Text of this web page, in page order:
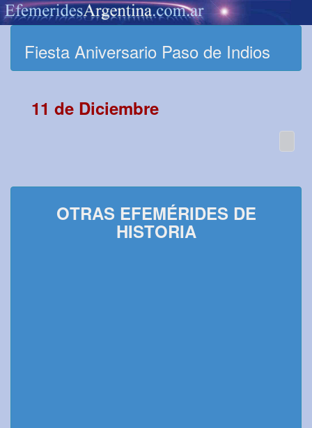
Fiesta Aniversario Paso de Indios
11 de Diciembre
OTRAS EFEMÉRIDES DE
HISTORIA